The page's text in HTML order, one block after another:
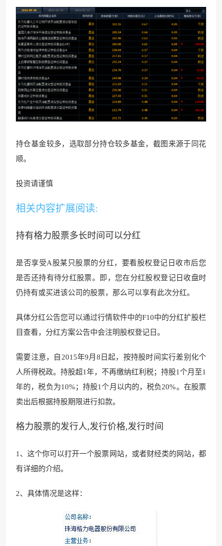
持仓基金较多，选取部分持仓较多基金，截图来源于同花
顺。
投资请谨慎
相关内容扩展阅读:
持有格力股票多长时间可以分红
是否享受A股某只股票的分红，要看股权登记日收市后您
是否还持有待分红股票。即，您在分红股权登记日收盘时
仍持有或买进该公司 的股票，那么可以享有此次分红。
具体分红公告您可以通过行情软件中的F10中的分红扩股栏
目查看，分红方案公告中会注明股权登记日。
需要注意，自2015年9月8 日起，按持股时间 实行差别化个
人所得税政。持股超1年，不再缴纳红利税；持股1个月至1
年的，税负为10%；持股1个月以内的，税负20%。在股票
卖出后根据持股期限进行扣款。
格力股票的发行人,发行价格,发行时间
1、这个你可以打开一个股票网站，或者财经类的网站，都
有详细的介绍。
2、具体情况是这样：